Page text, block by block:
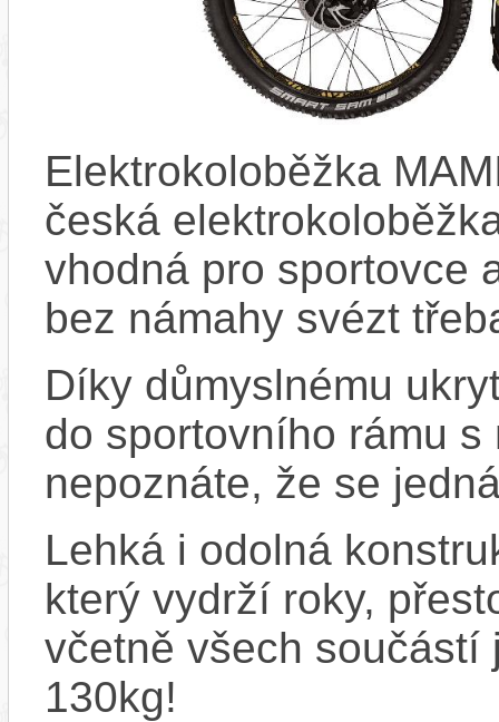
Elektrokoloběžka
česká
vhodná pro sportovce
bez námahy svézt
Díky důmyslnému
do sportovního rámu
nepoznáte, že se
Lehká i odolná
který vydrží roky,
včetně všech součástí
130kg!